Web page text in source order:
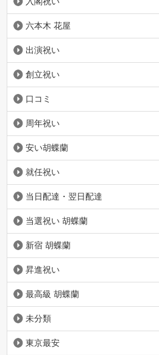
六本木 花屋
出演祝い
創立祝い
口コミ
周年祝い
安い胡蝶蘭
就任祝い
当日配達・翌日配達
当選祝い 胡蝶蘭
新宿 胡蝶蘭
昇進祝い
最高級 胡蝶蘭
未分類
東京最安